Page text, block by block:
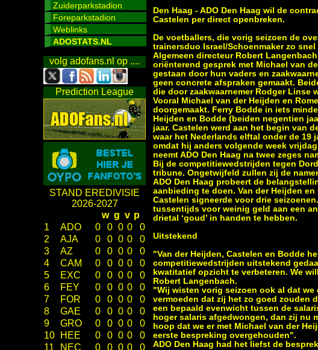
Zuiderparkstadion
Foreparkstadion
Weblinks
ADOSTATS.NL
volg adofans.nl op ....
Prediction League
STAND EREDIVISIE
2026-2027
w g v p
1
ADO 0 0 0 0
0
2
AJA 0 0 0 0
0
3
AZ 0 0 0 0
0
4
CAM 0 0 0 0
0
5
EXC 0 0 0 0
0
6
FEY 0 0 0 0
0
7
FOR 0 0 0 0
0
8
GAE 0 0 0 0
0
9
GRO 0 0 0 0
0
10
HEE 0 0 0 0
0
11
NEC 0 0 0 0 0
Den Haag - ADO Den Haag wil de
Castelen per direct openbreken.
De voetballers, die vorig seizoen de
trainersduo Israel/Schoenmaker zo
Algemeen directeur Robert
oriënterend gesprek met Michael van
gestaan door hun vaders en
geen concrete afspraken gemaakt.
die door zaakwaarnemer Rodger Linse
Vooral Michael van der Heijden en
doorgemaakt. Ferry Bodde in iets
Heijden en Bodde (beiden negentien
jaar. Castelen werd aan het begin van
waar het Nederlands elftal onder de 19
omdat hij anders volgende week
neemt ADO Den Haag na twee zeges
Bij de competitiewedstrijden tegen
tribune. Ongetwijfeld zullen zij de
ADO Den Haag probeert de
aanbieding te doen. Van der Heijden
Castelen signeerde voor drie
tussentijds voor weinig geld aan een
drietal ‘goud’ in handen te hebben.
Uitstekend
"Van der Heijden, Castelen en Bodde
competitiewedstrijden uitstekend
kwatitatief opzicht te verbeteren. We
Robert Langenbach.
"Wij wisten vorig seizoen ook al dat
vermoeden dat zij het zo goed zouden
een bepaald evenwicht tussen de
hoger salaris afgedwongen, dan zij nu
hoop dat we er met Michael van der
eerste bespreking overgehouden".
ADO Den Haag had het liefst de